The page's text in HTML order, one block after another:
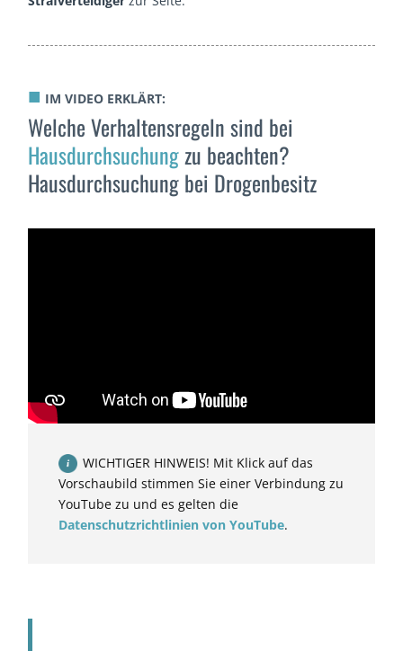
■ IM VIDEO ERKLÄRT:
Welche Verhaltensregeln sind bei
Hausdurchsuchungzu beachten?
Hausdurchsuchung bei Drogenbesitz
WICHTIGER HINWEIS! Mit Klick auf das
Vorschaubild stimmen Sie einer Verbindung zu
YouTube zu und es gelten die
Datenschutzrichtlinien von YouTube.